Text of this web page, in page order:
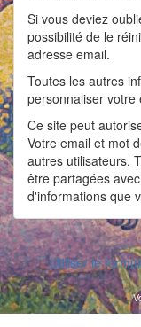
Si vous deviez
possibilité de le
adresse email.
Toutes les autres
personnaliser votre
Ce site peut
Votre email et mot
autres utilisateurs.
être partagées
d'informations que
Utiliser le